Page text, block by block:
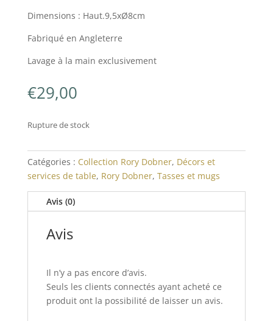
Dimensions : Haut.9,5xØ8cm
Fabriqué en Angleterre
Lavage à la main exclusivement
€29,00
Rupture de stock
Catégories : Collection Rory Dobner, Décors et
services de table, Rory Dobner, Tasses et mugs
Avis (0)
Avis
Il n’y a pas encore d’avis.
Seuls les clients connectés ayant acheté ce
produit ont la possibilité de laisser un avis.